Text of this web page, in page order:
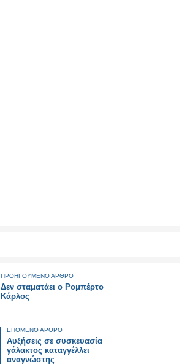
ΠΡΟΗΓΟΥΜΕΝΟ ΑΡΘΡΟ
Δεν σταματάει ο Ρομπέρτο
Κάρλος
ΕΠΟΜΕΝΟ ΑΡΘΡΟ
Αυξήσεις σε συσκευασία
γάλακτος καταγγέλλει
αναγνώστης